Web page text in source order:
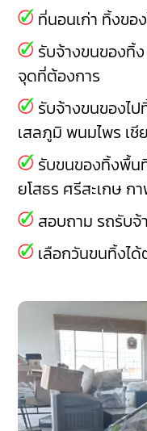
ที่นอนเก่า ทิ้งขอ
รับจ้างขนของทิ้
จุดที่ต้องการ
รับจ้างขนของไป
เสลภูมิ พนมไพร เ
รับขนของทิ้งพื้น
ยโสธร ศรีสะเกษ ก
สอบถาม รถรับจ้
เลือกวันขนทิ้งไ